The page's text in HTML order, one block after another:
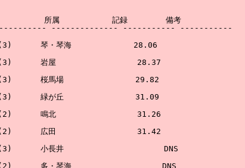
所属           記録        備考
-------------- ----------- -----------
琴・琴海             28.06
岩屋                 28.37
桜馬場               29.82
緑が丘               31.09
鳴北                 31.26
広田                 31.42
　(3)      小長井                     DNS